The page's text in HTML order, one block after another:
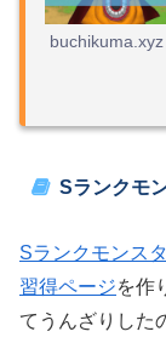
buchikuma.xyz
Sランクモ
Sランクモンス
習得ページを作
てうんざりした